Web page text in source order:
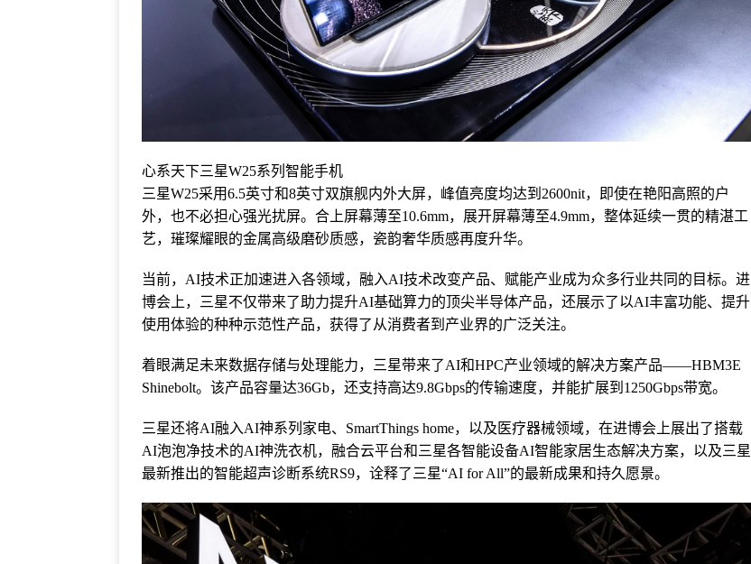
心系天下三星W25系列智能手机
三星W25采用6.5英寸和8英寸双旗舰内外大屏，峰值亮度均达到2600nit，即使在艳阳高照的户
外，也不必担心强光扰屏。合上屏幕薄至10.6mm，展开屏幕薄至4.9mm，整体延续一贯的精湛工
艺，璀璨耀眼的金属高级磨砂质感，瓷韵奢华质感再度升华。
当前，AI技术正加速进入各领域，融入AI技术改变产品、赋能产业成为众多行业共同的目标。进
博会上，三星不仅带来了助力提升AI基础算力的顶尖半导体产品，还展示了以AI丰富功能、提升
使用体验的种种示范性产品，获得了从消费者到产业界的广泛关注。
着眼满足未来数据存储与处理能力，三星带来了AI和HPC产业领域的解决方案产品——HBM3E
Shinebolt。该产品容量达36Gb，还支持高达9.8Gbps的传输速度，并能扩展到1250Gbps带宽。
三星还将AI融入AI神系列家电、SmartThings home，以及医疗器械领域，在进博会上展出了搭载
AI泡泡净技术的AI神洗衣机，融合云平台和三星各智能设备AI智能家居生态解决方案，以及三星
最新推出的智能超声诊断系统RS9，诠释了三星“AI for All”的最新成果和持久愿景。